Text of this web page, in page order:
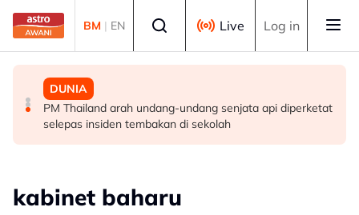
Skip to main content
BM | EN Live Log in
MALAYSIA
Berita tempatan pilihan sepanjang hari ini
MALAYSIA
Pengacara, ahli perniagaan ditahan bantu siasatan
audio siar sentuh isu sensitiviti agama
DUNIA
PM Thailand arah undang-undang senjata api diperketat
selepas insiden tembakan di sekolah
kabinet baharu